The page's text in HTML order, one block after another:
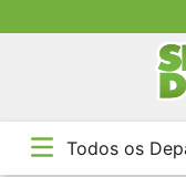
Todos os